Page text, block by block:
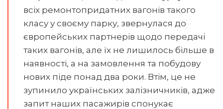
всіх ремонтопридатних вагонів такого
класу у своєму парку, звернулася до
європейських партнерів щодо передачі
таких вагонів, але їх не лишилось більше в
наявності, а на замовлення та побудову
нових піде понад два роки. Втім, це не
зупинило українських залізничників, адже
запит наших пасажирів спонукає